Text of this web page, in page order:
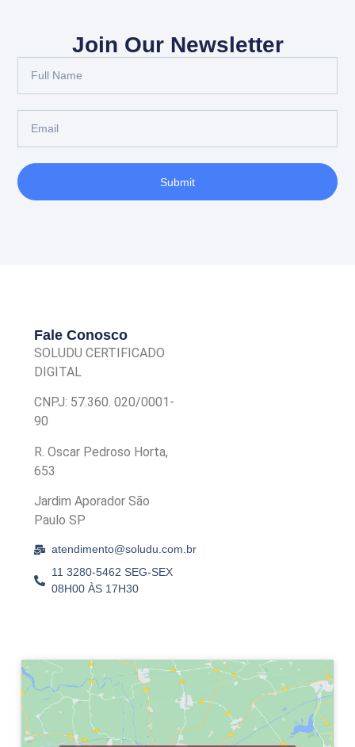
Join Our Newsletter
Submit
Fale Conosco
SOLUDU CERTIFICADO
DIGITAL
CNPJ: 57.360. 020/0001-
90
R. Oscar Pedroso Horta,
653
Jardim Aporador São
Paulo SP
atendimento@soludu.com.br
11 3280-5462 SEG-SEX
08H00 ÀS 17H30